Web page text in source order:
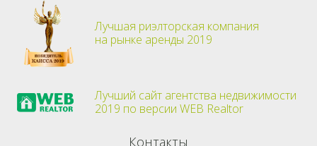
Лучшая риэлторская компания
на рынке аренды 2019
Лучший сайт агентства недвижимости
2019 по версии WEB Realtor
Контакты